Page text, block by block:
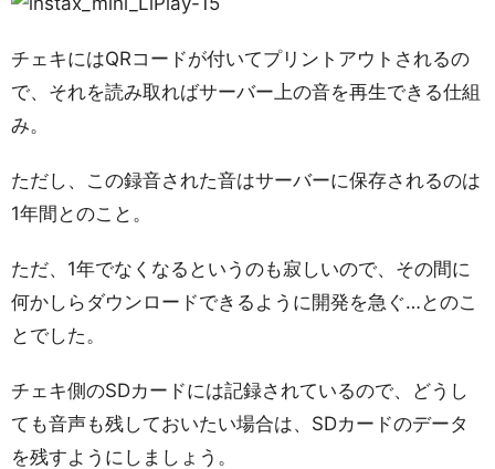
チェキにはQRコードが付いてプリントアウトされるの
で、それを読み取ればサーバー上の音を再生できる仕組
み。
ただし、この録音された音はサーバーに保存されるのは
1年間とのこと。
ただ、1年でなくなるというのも寂しいので、その間に
何かしらダウンロードできるように開発を急ぐ…とのこ
とでした。
チェキ側のSDカードには記録されているので、どうし
ても音声も残しておいたい場合は、SDカードのデータ
を残すようにしましょう。